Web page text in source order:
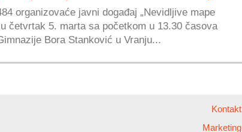
organizovaće javni događaj „Nevidljive mape
u četvrtak 5. marta sa početkom u 13.30 časova
Bora Stanković u Vranju...
Kontakt
Marketing